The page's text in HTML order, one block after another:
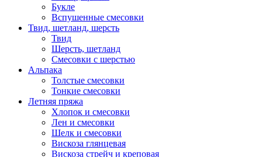
Букле
Вспушенные смесовки
Твид, шетланд, шерсть
Твид
Шерсть, шетланд
Смесовки с шерстью
Альпака
Толстые смесовки
Тонкие смесовки
Летняя пряжа
Хлопок и смесовки
Лен и смесовки
Шелк и смесовки
Вискоза глянцевая
Вискоза стрейч и креповая